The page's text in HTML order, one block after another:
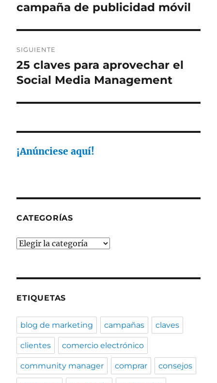
entradas
anterior:
campaña de publicidad móvil
SIGUIENTE
Entrada
siguiente:
25 claves para aprovechar el
Social Media Management
¡Anúnciese aquí!
CATEGORÍAS
Categorías
ETIQUETAS
blog de marketing campañas claves
clientes comercio electrónico
community manager comprar consejos